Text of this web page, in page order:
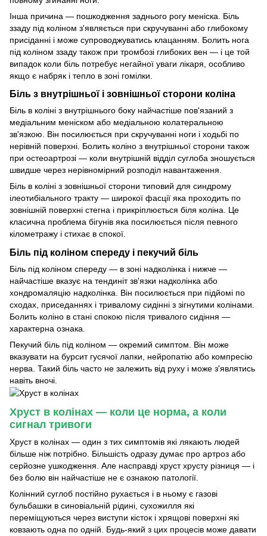
Інша причина — пошкодження заднього рогу меніска. Біль
ззаду під коліном з'являється при скручуванні або глибокому
присіданні і може супроводжуватись клацанням. Болить нога
під коліном ззаду також при тромбозі глибоких вен — і це той
випадок коли біль потребує негайної уваги лікаря, особливо
якщо є набряк і тепло в зоні гомілки.
Біль з внутрішньої і зовнішньої сторони коліна
Біль в коліні з внутрішнього боку найчастіше пов'язаний з
медіальним меніском або медіальною колатеральною
зв'язкою. Він посилюється при скручуванні ноги і ходьбі по
нерівній поверхні. Болить коліно з внутрішньої сторони також
при остеоартрозі — коли внутрішній відділ суглоба зношується
швидше через нерівномірний розподіл навантаження.
Біль в коліні з зовнішньої сторони типовий для синдрому
ілеотибіального тракту — широкої фасції яка проходить по
зовнішній поверхні стегна і прикріплюється біля коліна. Це
класична проблема бігунів яка посилюється після певного
кілометражу і стихає в спокої.
Біль під коліном спереду і пекучий біль
Біль під коліном спереду — в зоні надколінка і нижче —
найчастіше вказує на тендиніт зв'язки надколінка або
хондромаляцію надколінка. Він посилюється при підйомі по
сходах, приседаннях і тривалому сидінні з зігнутими колінами.
Болить коліно в стані спокою після тривалого сидіння —
характерна ознака.
Пекучий біль під коліном — окремий симптом. Він може
вказувати на бурсит гусячої лапки, нейропатію або компресію
нерва. Такий біль часто не залежить від руху і може з'являтись
навіть вночі.
Хруст в колінах — коли це норма, а коли
сигнал тривоги
Хруст в колінах — один з тих симптомів які лякають людей
більше ніж потрібно. Більшість одразу думає про артроз або
серйозне ушкодження. Але насправді хруст хрусту різниця — і
без болю він найчастіше не є ознакою патології.
Колінний суглоб постійно рухається і в ньому є газові
бульбашки в синовіальній рідині, сухожилля які
переміщуються через виступи кісток і хрящові поверхні які
ковзають одна по одній. Будь-який з цих процесів може давати